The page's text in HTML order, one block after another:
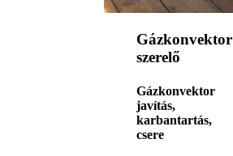
Gázkonvektor
szerelő
Gázkonvektor
javítás,
karbantartás,
csere